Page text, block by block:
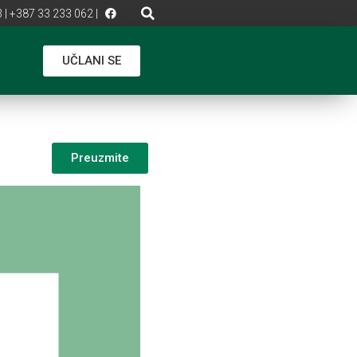
+387 33 233 062 |
UČLANI SE
Preuzmite